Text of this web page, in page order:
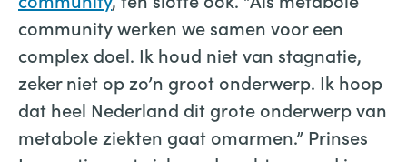
community werken we samen voor een
complex doel. Ik houd niet van stagnatie,
zeker niet op zo’n groot onderwerp. Ik hoop
dat heel Nederland dit grote onderwerp van
metabole ziekten gaat omarmen.” Prinses